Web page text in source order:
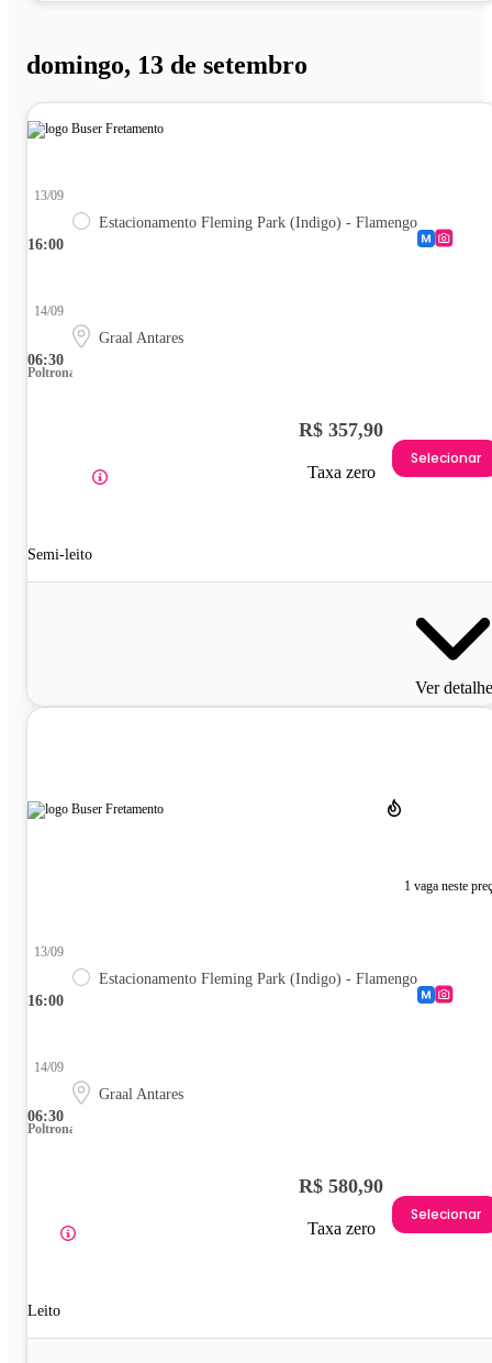
domingo, 13 de setembro
16:00
13/09
Estacionamento Fleming Park (Indigo) - Flamengo
06:30
14/09
Graal Antares
Poltrona
Semi-leito
R$ 357,90
Taxa zero
Selecionar
Ver
1 vaga neste
16:00
13/09
Estacionamento Fleming Park (Indigo) - Flamengo
06:30
14/09
Graal Antares
Poltrona
Leito
R$ 580,90
Taxa zero
Selecionar